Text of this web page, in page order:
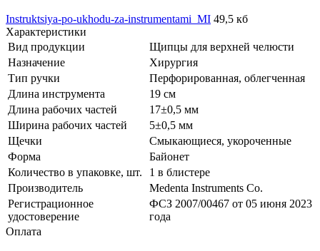
Instruktsiya-po-ukhodu-za-instrumentami_MI 49,5 кб
Характеристики
Вид продукции
Щипцы для верхней челюсти
Назначение
Хирургия
Тип ручки
Перфорированная, облегченная
Длина инструмента
19 см
Длина рабочих частей
17±0,5 мм
Ширина рабочих частей
5±0,5 мм
Щечки
Смыкающиеся, укороченные
Форма
Байонет
Количество в упаковке, шт.
1 в блистере
Производитель
Medenta Instruments Co.
Регистрационное
удостоверение
ФСЗ 2007/00467 от 05 июня 2023
года
Оплата